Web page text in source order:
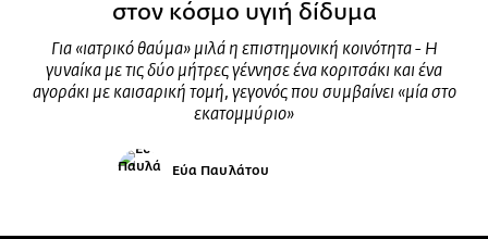
στον κόσμο υγιή δίδυμα
Για «ιατρικό θαύμα» μιλά η επιστημονική κοινότητα - Η
γυναίκα με τις δύο μήτρες γέννησε ένα κοριτσάκι και ένα
αγοράκι με καισαρική τομή, γεγονός που συμβαίνει «μία στο
εκατομμύριο»
Εύα Παυλάτου